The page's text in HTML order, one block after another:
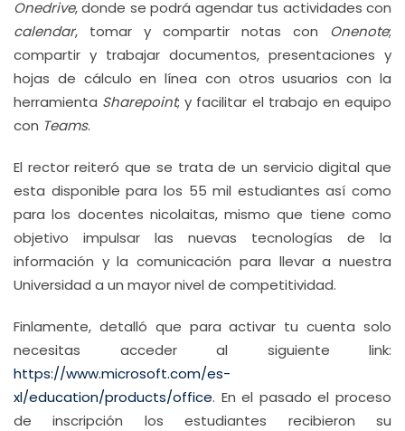
Onedrive, donde se podrá agendar tus actividades con
calendar, tomar y compartir notas con Onenote;
compartir y trabajar documentos, presentaciones y
hojas de cálculo en línea con otros usuarios con la
herramienta Sharepoint; y facilitar el trabajo en equipo
con Teams.
El rector reiteró que se trata de un servicio digital que
esta disponible para los 55 mil estudiantes así como
para los docentes nicolaitas, mismo que tiene como
objetivo impulsar las nuevas tecnologías de la
información y la comunicación para llevar a nuestra
Universidad a un mayor nivel de competitividad.
Finlamente, detalló que para activar tu cuenta solo
necesitas acceder al siguiente link:
https://www.microsoft.com/es-
xl/education/products/office. En el pasado el proceso
de inscripción los estudiantes recibieron su